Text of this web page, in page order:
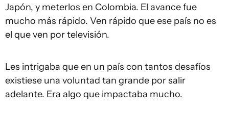
Japón, y meterlos en Colombia. El avance fue
mucho más rápido. Ven rápido que ese país no es
el que ven por televisión.
Les intrigaba que en un país con tantos desafíos
existiese una voluntad tan grande por salir
adelante. Era algo que impactaba mucho.